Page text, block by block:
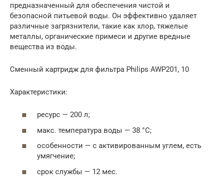
предназначенный для обеспечения чистой и
безопасной питьевой воды. Он эффективно удаляет
различные загрязнители, такие как хлор, тяжелые
металлы, органические примеси и другие вредные
вещества из воды.
Сменный картридж для фильтра Philips AWP201, 10
Характеристики:
ресурс — 200 л;
макс. температура воды — 38 °C;
особенности — с активированным углем, есть
умягчение;
срок службы — 12 мес.